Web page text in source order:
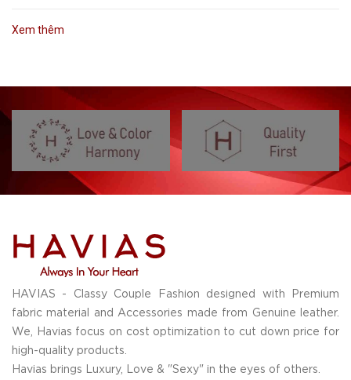
Xem thêm
HAVIAS - Classy Couple Fashion designed with Premium
fabric material and Accessories made from Genuine leather.
We, Havias focus on cost optimization to cut down price for
high-quality products.
Havias brings Luxury, Love & "Sexy" in the eyes of others.